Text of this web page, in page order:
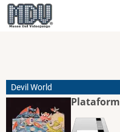
Pasar
al
Devil World